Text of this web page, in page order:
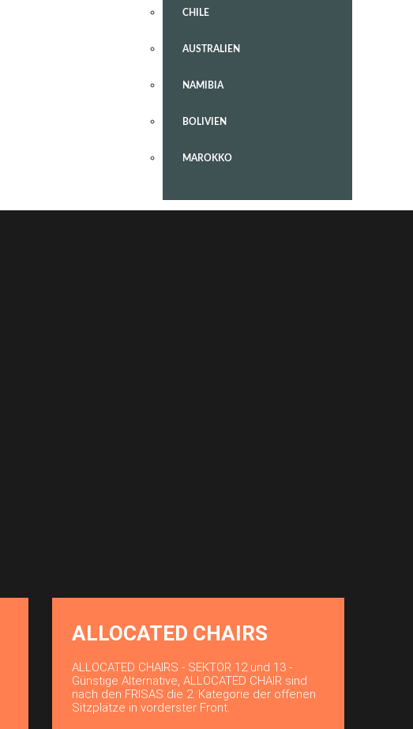
CHILE
AUSTRALIEN
NAMIBIA
BOLIVIEN
MAROKKO
ALLOCATED CHAIRS
ALLOCATED CHAIRS - SEKTOR 12 und 13 -
Günstige Alternative, ALLOCATED CHAIR sind
nach den FRISAS die 2. Kategorie der offenen
Sitzplätze in vorderster Front.